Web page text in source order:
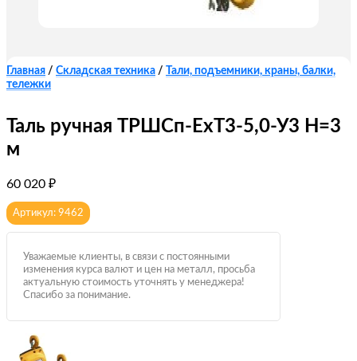
Главная / Складская техника /
Тали, подъемники, краны, балки,
тележки
Таль ручная ТРШCп-ЕхТ3-5,0-У3 Н=3
м
60 020 ₽
Артикул: 9462
Уважаемые клиенты, в связи с постоянными
изменения курса валют и цен на металл, просьба
актуальную стоимость уточнять у менеджера!
Спасибо за понимание.